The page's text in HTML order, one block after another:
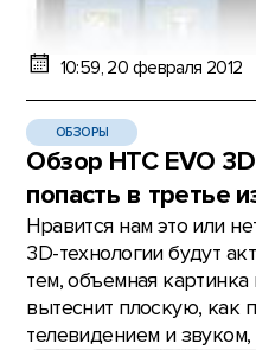
10:59, 20 февраля 2012
ОБЗОРЫ
Обзор HTC EVO
попасть в третье
Нравится нам это или
3D-технологии будут
тем, объемная
вытеснит плоскую, как
телевидением и звуком,